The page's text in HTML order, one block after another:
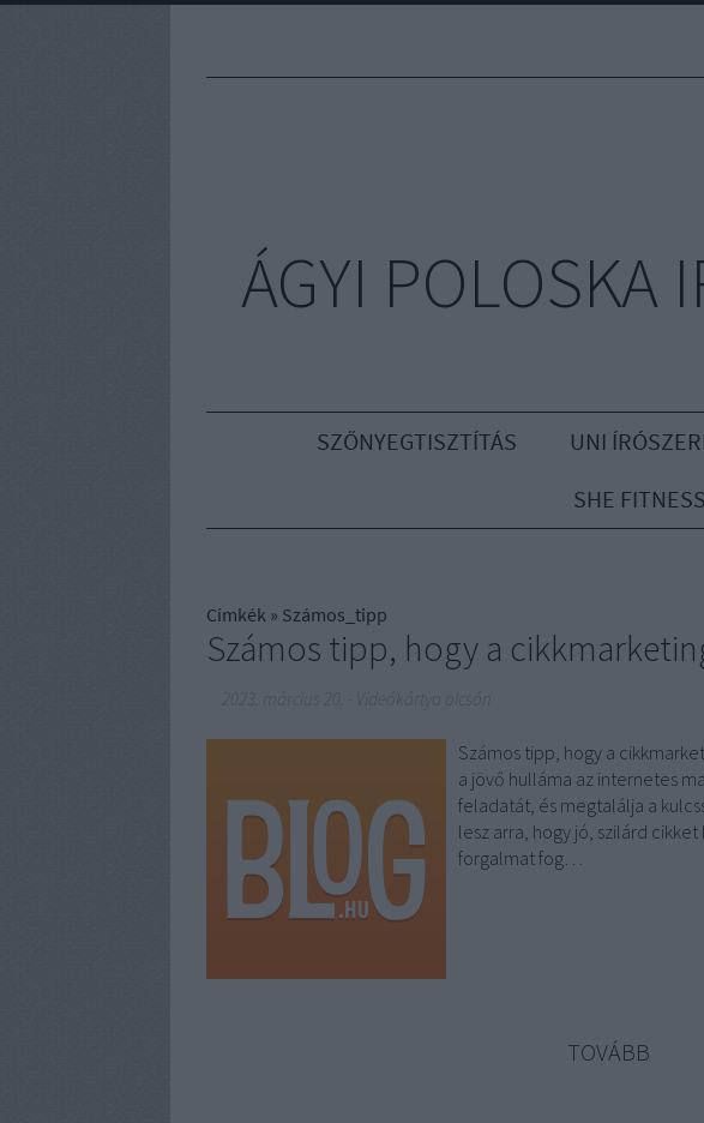
ÁGYI POLOSKA
SZŐNYEGTISZTÍTÁS UNI
SHE FITNESS
Címkék » Számos_tipp
Számos tipp, hogy a
Számos tipp, hogy a
a jövő hulláma az internetes
feladatát, és megtalálja a
lesz arra, hogy jó, szilárd
forgalmat fog…
TOVÁBB